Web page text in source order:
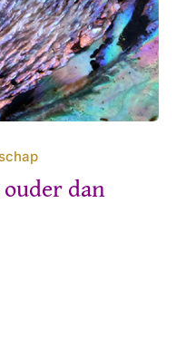
ouder dan